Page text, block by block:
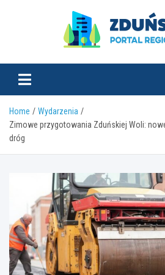
Home
Wydarzenia
Zimowe przygotowania Zduńskiej Woli:
dróg